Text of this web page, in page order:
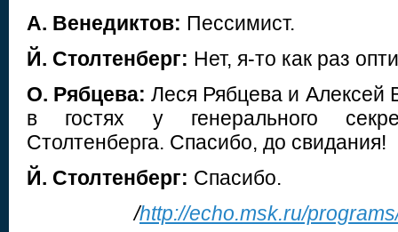
А. Венедиктов: Пессимист.
Й. Столтенберг: Нет, я-то как раз
О. Рябцева: Леся Рябцева и Алексей
в гостях у генерального
Столтенберга. Спасибо, до свидания!
Й. Столтенберг: Спасибо.
/http://echo.msk.ru/